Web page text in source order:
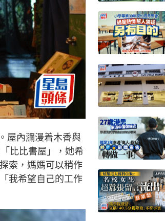
屋內瀰漫着木香與
比比書屋」，她希
索，媽媽可以稍作
我希望自己的工作